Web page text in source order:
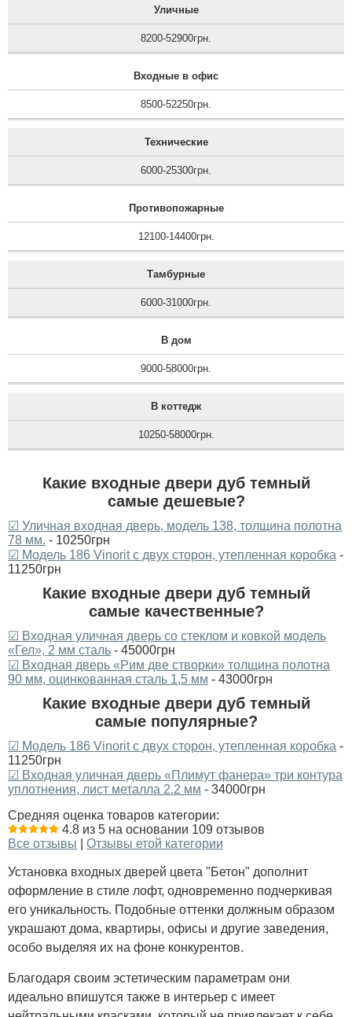
Уличные
8200-52900грн.
Входные в офис
8500-52250грн.
Технические
6000-25300грн.
Противопожарные
12100-14400грн.
Тамбурные
6000-31000грн.
В дом
9000-58000грн.
В коттедж
10250-58000грн.
Какие входные двери дуб темный
самые дешевые?
☑ Уличная входная дверь, модель 138, толщина полотна
78 мм. - 10250грн
☑ Модель 186 Vinorit с двух сторон, утепленная коробка -
11250грн
Какие входные двери дуб темный
самые качественные?
☑ Входная уличная дверь со стеклом и ковкой модель
«Гел», 2 мм сталь - 45000грн
☑ Входная дверь «‎Рим две створки» толщина полотна
90 мм, оцинкованная сталь 1,5 мм - 43000грн
Какие входные двери дуб темный
самые популярные?
☑ Модель 186 Vinorit с двух сторон, утепленная коробка -
11250грн
☑ Входная уличная дверь «Плимут фанера» три контура
уплотнения, лист металла 2.2 мм - 34000грн
Средняя оценка товаров категории:
4.8 из 5 на основании 109 отзывов
Все отзывы
Отзывы етой категории
Установка входных дверей цвета "Бетон" дополнит
оформление в стиле лофт, одновременно подчеркивая
его уникальность. Подобные оттенки должным образом
украшают дома, квартиры, офисы и другие заведения,
особо выделяя их на фоне конкурентов.
Благодаря своим эстетическим параметрам они
идеально впишутся также в интерьер с имеет